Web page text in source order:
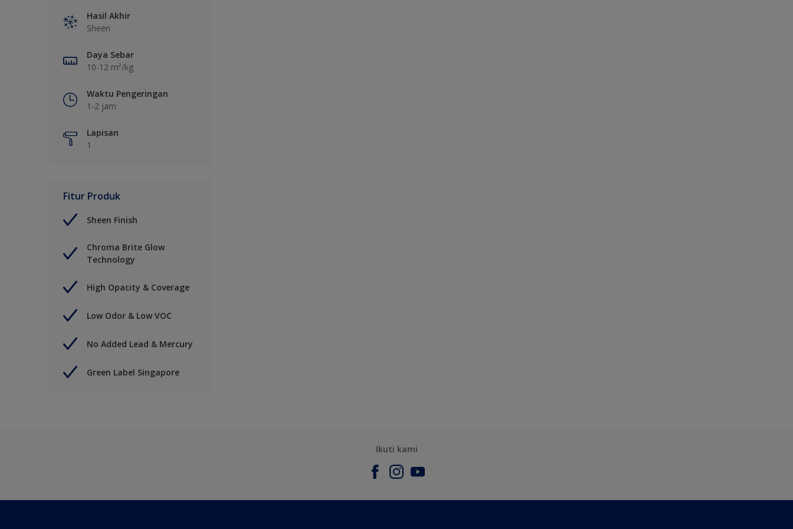
Hasil Akhir
Sheen
Daya Sebar
10-12 m²/kg
Waktu Pengeringan
1-2 jam
Lapisan
1
Fitur Produk
Sheen Finish
Chroma Brite Glow
Technology
High Opacity & Coverage
Low Odor & Low VOC
No Added Lead & Mercury
Green Label Singapore
Ikuti kami